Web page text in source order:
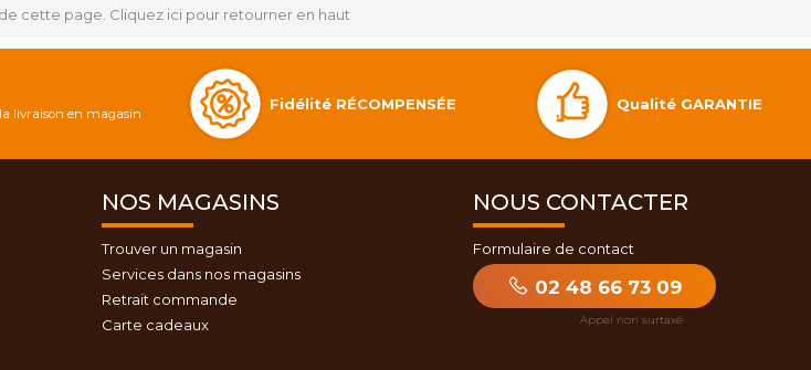
cette page. Cliquez ici pour retourner en haut
livraison en magasin
Fidélité RÉCOMPENSÉE Qualité GARANTIE
NOS MAGASINS
Trouver un magasin
Services dans nos magasins
Retrait commande
Carte cadeaux
NOUS CONTACTER
Formulaire de contact
02 48 66 73 09